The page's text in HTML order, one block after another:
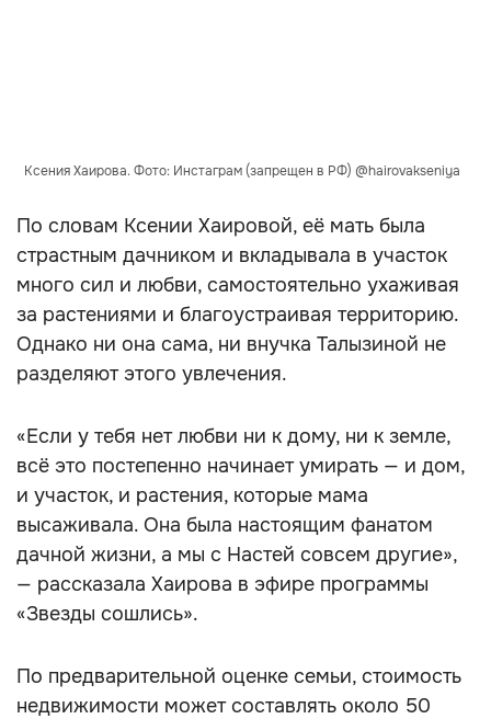
Ксения Хаирова. Фото: Инстаграм (запрещен в РФ) @hairovakseniya
По словам Ксении Хаировой, её мать была
страстным дачником и вкладывала в участок
много сил и любви, самостоятельно ухаживая
за растениями и благоустраивая территорию.
Однако ни она сама, ни внучка Талызиной не
разделяют этого увлечения.
«Если у тебя нет любви ни к дому, ни к земле,
всё это постепенно начинает умирать — и дом,
и участок, и растения, которые мама
высаживала. Она была настоящим фанатом
дачной жизни, а мы с Настей совсем другие»,
— рассказала Хаирова в эфире программы
«Звезды сошлись».
По предварительной оценке семьи, стоимость
недвижимости может составлять около 50